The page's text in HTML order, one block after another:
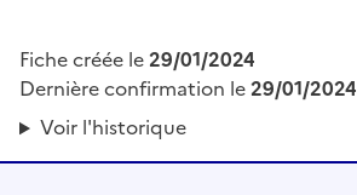
Fiche créée le29/01/2024
Dernière confirmation le29/01/2024
Voir l'historique